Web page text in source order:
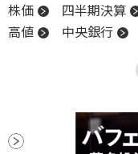
株価
四半期決算
高値
中央銀行
地政学リスク
ナ
利下げ